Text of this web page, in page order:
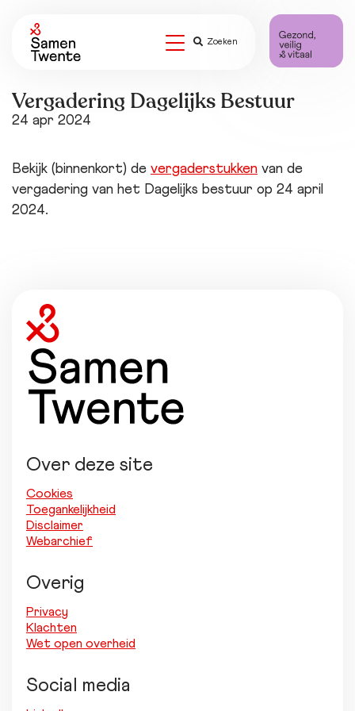
Zoeken
Vergadering Dagelijks Bestuur
24 apr 2024
Bekijk (binnenkort) de vergaderstukken van de
vergadering van het Dagelijks bestuur op 24 april
2024.
Over deze site
Cookies
Toegankelijkheid
Disclaimer
Webarchief
Overig
Privacy
Klachten
Wet open overheid
Social media